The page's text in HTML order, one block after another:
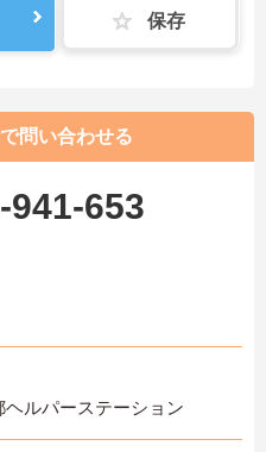
保存
問い合わせる
941-653
ルパーステーション